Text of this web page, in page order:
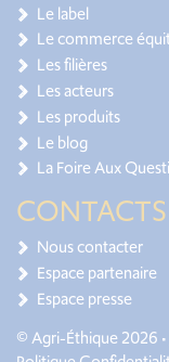
Le label
Le commerce
Les filières
Les acteurs
Les produits
Le blog
La Foire Aux
CONTACTS
Nous contacter
Espace partenaire
Espace presse
© Agri-Éthique 2026 •